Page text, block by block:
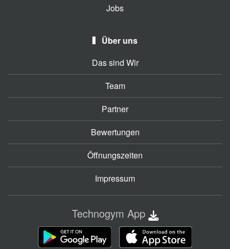
Jobs
Über uns
Das sind Wir
Team
Partner
Bewertungen
Öffnungszeiten
Impressum
Technogym App